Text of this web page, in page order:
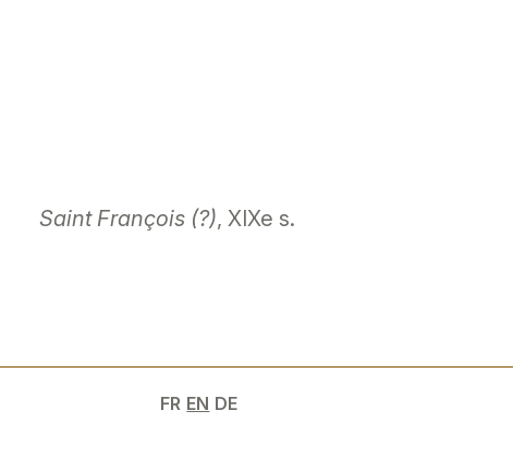
Saint François (?), XIXe s.
FR EN DE